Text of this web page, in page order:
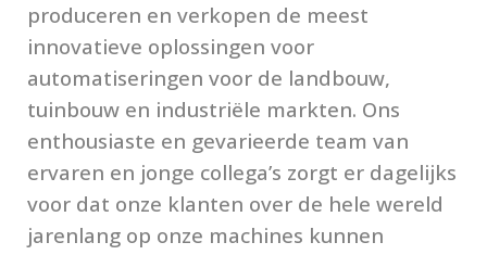
produceren en verkopen de meest
innovatieve oplossingen voor
automatiseringen voor de landbouw,
tuinbouw en industriële markten. Ons
enthousiaste en gevarieerde team van
ervaren en jonge collega’s zorgt er dagelijks
voor dat onze klanten over de hele wereld
jarenlang op onze machines kunnen